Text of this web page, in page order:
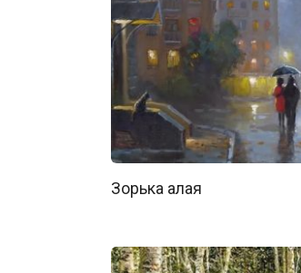
Зорька алая